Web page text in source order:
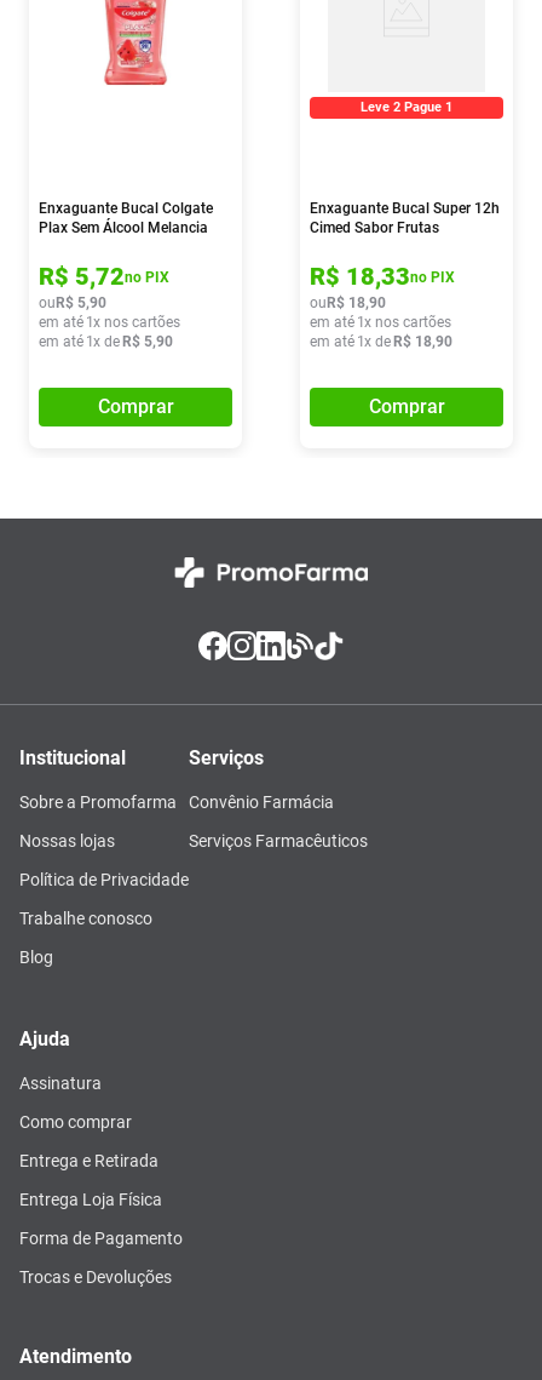
Enxaguante Bucal Colgate
Plax Sem Álcool Melancia
R$ 5,72no PIX
ou R$ 5,90
em até 1x nos cartões
em até 1x de R$ 5,90
Comprar
Leve 2 Pague 1
Enxaguante Bucal Super 12h
Cimed Sabor Frutas
R$ 18,33no PIX
ou R$ 18,90
em até 1x nos cartões
em até 1x de R$ 18,90
Comprar
Institucional
Sobre a Promofarma
Nossas lojas
Política de Privacidade
Trabalhe conosco
Blog
Serviços
Convênio Farmácia
Serviços Farmacêuticos
Ajuda
Assinatura
Como comprar
Entrega e Retirada
Entrega Loja Física
Forma de Pagamento
Trocas e Devoluções
Atendimento